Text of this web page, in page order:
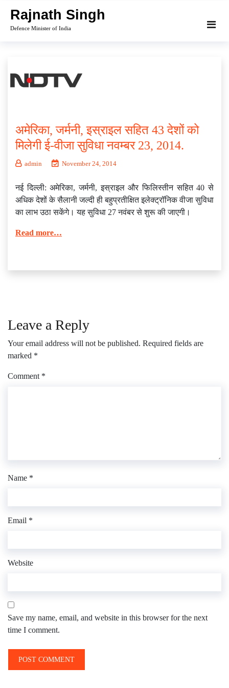
content
Rajnath Singh
Defence Minister of India
अमेरिका, जर्मनी, इस्राइल सहित 43 देशों को
मिलेगी ई-वीजा सुविधा नवम्बर 23, 2014.
admin November 24, 2014
नई दिल्ली: अमेरिका, जर्मनी, इस्राइल और फिलिस्तीन सहित 40 से
अधिक देशों के सैलानी जल्दी ही बहुप्रतीक्षित इलेक्ट्रॉनिक वीजा सुविधा
का लाभ उठा सकेंगे। यह सुविधा 27 नवंबर से शुरू की जाएगी।
Read more…
Leave a Reply
Your email address will not be published. Required fields are
marked *
Comment *
Name *
Email *
Website
Save my name, email, and website in this browser for the next
time I comment.